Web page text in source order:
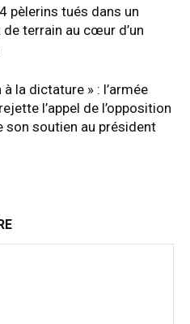
pèlerins tués dans un
terrain au cœur d’un
la dictature » : l’armée
l’appel de l’opposition
son soutien au président